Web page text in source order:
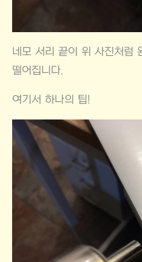
네모 서리 끝이 위 사진처럼
떨어집니다.
여기서 하나의 팁!